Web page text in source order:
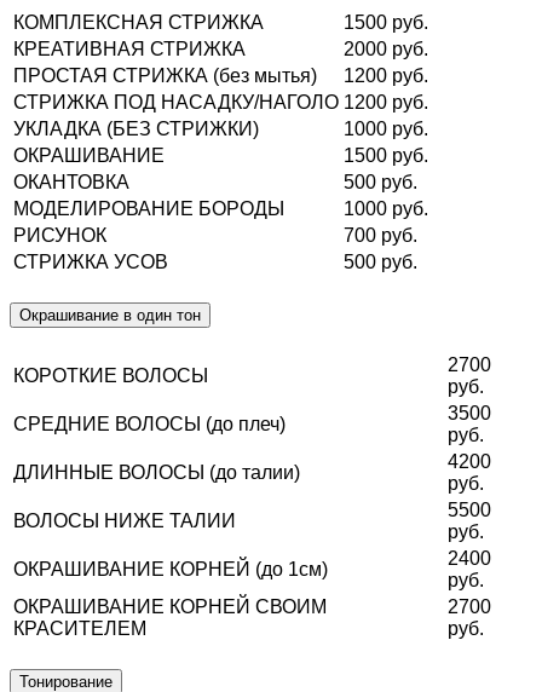
КОМПЛЕКСНАЯ СТРИЖКА
1500 руб.
КРЕАТИВНАЯ СТРИЖКА
2000 руб.
ПРОСТАЯ СТРИЖКА (без мытья)
1200 руб.
СТРИЖКА ПОД НАСАДКУ/НАГОЛО 1200 руб.
УКЛАДКА (БЕЗ СТРИЖКИ)
1000 руб.
ОКРАШИВАНИЕ
1500 руб.
ОКАНТОВКА
500 руб.
МОДЕЛИРОВАНИЕ БОРОДЫ
1000 руб.
РИСУНОК
700 руб.
СТРИЖКА УСОВ
500 руб.
Окрашивание в один тон
КОРОТКИЕ ВОЛОСЫ
2700
руб.
СРЕДНИЕ ВОЛОСЫ (до плеч)
3500
руб.
ДЛИННЫЕ ВОЛОСЫ (до талии)
4200
руб.
ВОЛОСЫ НИЖЕ ТАЛИИ
5500
руб.
ОКРАШИВАНИЕ КОРНЕЙ (до 1см)
2400
руб.
ОКРАШИВАНИЕ КОРНЕЙ СВОИМ
КРАСИТЕЛЕМ
2700
руб.
Тонирование